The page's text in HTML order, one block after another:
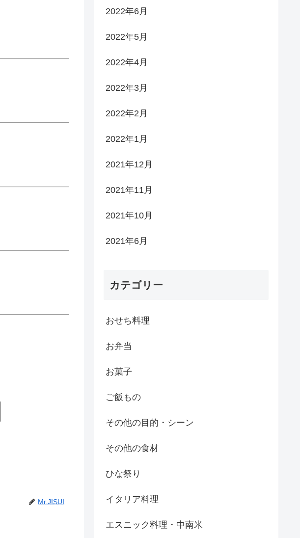
Mr.JISUI
2022年6月
2022年5月
2022年4月
2022年3月
2022年2月
2022年1月
2021年12月
2021年11月
2021年10月
2021年6月
カテゴリー
おせち料理
お弁当
お菓子
ご飯もの
その他の目的・シーン
その他の食材
ひな祭り
イタリア料理
エスニック料理・中南米